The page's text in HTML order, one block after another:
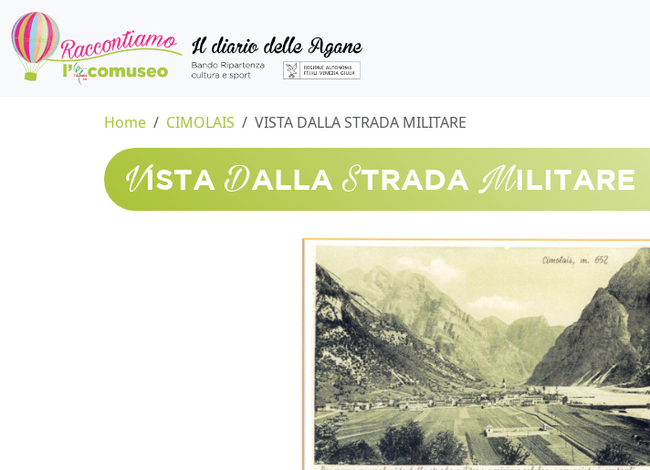
Home CIMOLAIS VISTA DALLA STRADA MILITARE
VISTA DALLA STRADA MILITARE